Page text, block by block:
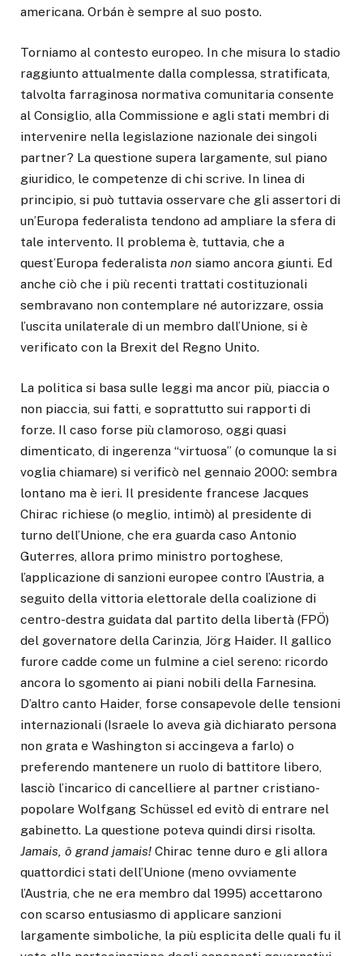
americana. Orbán è sempre al suo posto.
Torniamo al contesto europeo. In che misura lo stadio
raggiunto attualmente dalla complessa, stratificata,
talvolta farraginosa normativa comunitaria consente
al Consiglio, alla Commissione e agli stati membri di
intervenire nella legislazione nazionale dei singoli
partner? La questione supera largamente, sul piano
giuridico, le competenze di chi scrive. In linea di
principio, si può tuttavia osservare che gli assertori di
un’Europa federalista tendono ad ampliare la sfera di
tale intervento. Il problema è, tuttavia, che a
quest’Europa federalista non siamo ancora giunti. Ed
anche ciò che i più recenti trattati costituzionali
sembravano non contemplare né autorizzare, ossia
l’uscita unilaterale di un membro dall’Unione, si è
verificato con la Brexit del Regno Unito.
La politica si basa sulle leggi ma ancor più, piaccia o
non piaccia, sui fatti, e soprattutto sui rapporti di
forze. Il caso forse più clamoroso, oggi quasi
dimenticato, di ingerenza “virtuosa” (o comunque la si
voglia chiamare) si verificò nel gennaio 2000: sembra
lontano ma è ieri. Il presidente francese Jacques
Chirac richiese (o meglio, intimò) al presidente di
turno dell’Unione, che era guarda caso Antonio
Guterres, allora primo ministro portoghese,
l’applicazione di sanzioni europee contro l’Austria, a
seguito della vittoria elettorale della coalizione di
centro-destra guidata dal partito della libertà (FPÖ)
del governatore della Carinzia, Jörg Haider. Il gallico
furore cadde come un fulmine a ciel sereno: ricordo
ancora lo sgomento ai piani nobili della Farnesina.
D’altro canto Haider, forse consapevole delle tensioni
internazionali (Israele lo aveva già dichiarato persona
non grata e Washington si accingeva a farlo) o
preferendo mantenere un ruolo di battitore libero,
lasciò l’incarico di cancelliere al partner cristiano-
popolare Wolfgang Schüssel ed evitò di entrare nel
gabinetto. La questione poteva quindi dirsi risolta.
Jamais, ô grand jamais! Chirac tenne duro e gli allora
quattordici stati dell’Unione (meno ovviamente
l’Austria, che ne era membro dal 1995) accettarono
con scarso entusiasmo di applicare sanzioni
largamente simboliche, la più esplicita delle quali fu il